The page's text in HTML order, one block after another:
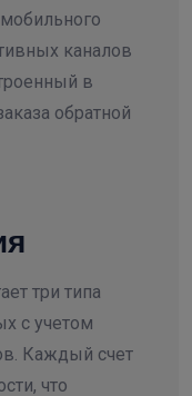
каналов
в
обратной
три типа
с учетом
Каждый счет
что